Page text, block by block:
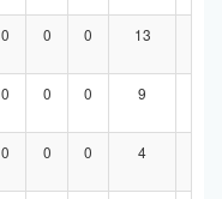
0 0 0 13
0 0 0 9
0 0 0 4